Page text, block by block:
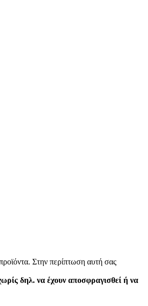
Στην περίπτωση αυτή σας
δηλ. να έχουν αποσφραγισθεί ή να